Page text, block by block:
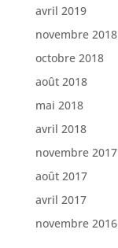
avril 2019
novembre 2018
octobre 2018
août 2018
mai 2018
avril 2018
novembre 2017
août 2017
avril 2017
novembre 2016